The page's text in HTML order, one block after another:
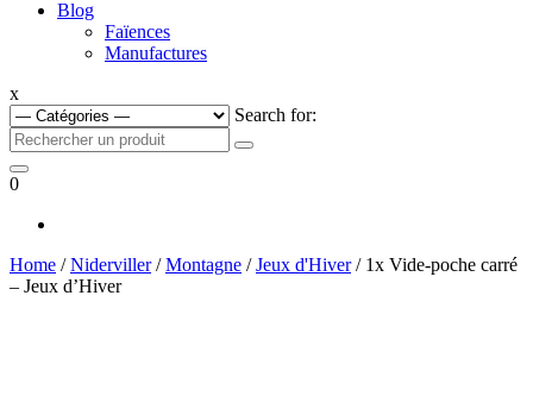
Blog
Faïences
Manufactures
x
Search for:
0
Home /Niderviller/Montagne /Jeux d'Hiver/ 1x Vide-poche carré
– Jeux d’Hiver